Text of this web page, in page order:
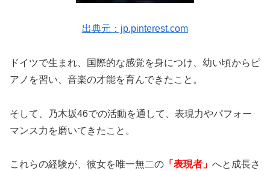
出典元：jp.pinterest.com
ドイツで生まれ、国際的な感覚を身につけ、幼い頃からピ
アノを習い、音楽の才能を育んできたこと。
そして、乃木坂46での活動を通して、表現力やパフォー
マンス力を磨いてきたこと。
これらの経験が、彼女を唯一無二の 「表現者」 へと成長さ